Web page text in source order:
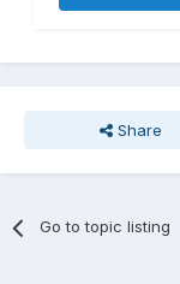
Share
Go to topic listing